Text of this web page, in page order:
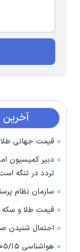
آخرین
قیمت جهانی طلا امروز
دبیر کمیسیون
تردد در تنگه
سازمان نظام
قیمت طلا و سکه امروز
احتمال شنیدن